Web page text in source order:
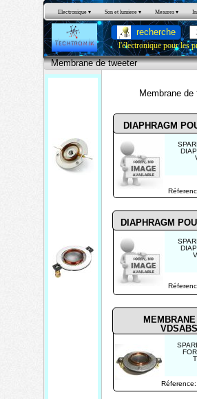
Electronique ▾ Son et lumiere ▾ Mesures ▾
recherche
l'électronique pour les
Membrane de tweeter
Membrane de
DIAPHRAGM
DIAPHRAGM
twee
ter